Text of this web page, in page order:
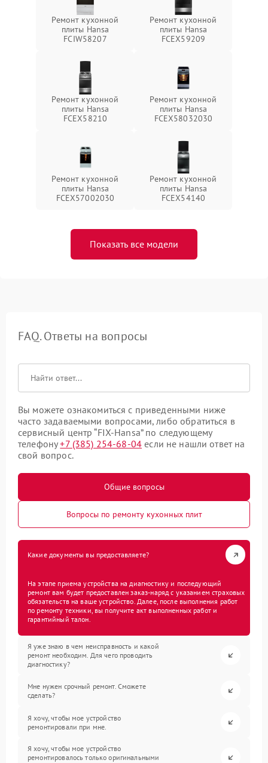
Ремонт кухонной
плиты Hansa
FCIW58207
Ремонт кухонной
плиты Hansa
FCEX59209
Ремонт кухонной
плиты Hansa
FCEX58210
Ремонт кухонной
плиты Hansa
FCEX58032030
Ремонт кухонной
плиты Hansa
FCEX57002030
Ремонт кухонной
плиты Hansa
FCEX54140
Показать все модели
FAQ. Ответы на вопросы
Вы можете ознакомиться с приведенными ниже
часто задаваемыми вопросами, либо обратиться в
сервисный центр “FIX-Hansa” по следующему
телефону+7 (385) 254-68-04 если не нашли ответ на
свой вопрос.
Общие вопросы
Вопросы по ремонту кухонных плит
Какие документы вы предоставляете?
На этапе приема устройства на диагностику и последующий
ремонт вам будет предоставлен заказ-наряд с указанием страховых
обязательств на ваше устройство. Далее, после выполнения работ
по ремонту техники, вы получите акт выполненных работ и
гарантийный талон.
Я уже знаю в чем неисправность и какой
ремонт необходим. Для чего проводить
диагностику?
Мне нужен срочный ремонт. Сможете
сделать?
Я хочу, чтобы мое устройство
ремонтировали при мне.
Я хочу, чтобы мое устройство
ремонтировалось только оригинальными